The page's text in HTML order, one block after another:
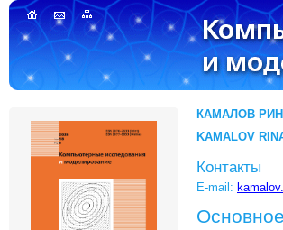
КАМАЛОВ
KAMALOV
Контакты
E-mail: